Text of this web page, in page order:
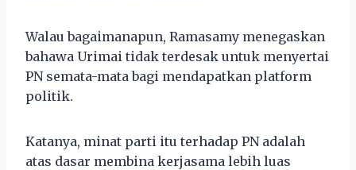
Walau bagaimanapun, Ramasamy menegaskan
bahawa Urimai tidak terdesak untuk menyertai
PN semata-mata bagi mendapatkan platform
politik.
Katanya, minat parti itu terhadap PN adalah
atas dasar membina kerjasama lebih luas